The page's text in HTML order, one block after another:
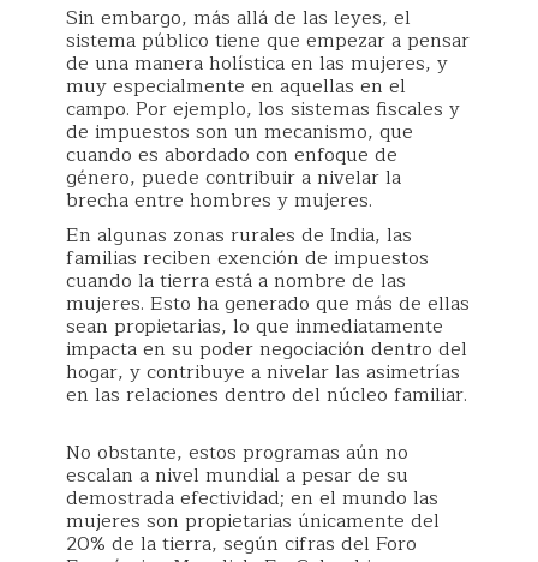
Sin embargo, más allá de las leyes, el
sistema público tiene que empezar a pensar
de una manera holística en las mujeres, y
muy especialmente en aquellas en el
campo. Por ejemplo, los sistemas fiscales y
de impuestos son un mecanismo, que
cuando es abordado con enfoque de
género, puede contribuir a nivelar la
brecha entre hombres y mujeres.
En algunas zonas rurales de India, las
familias reciben exención de impuestos
cuando la tierra está a nombre de las
mujeres. Esto ha generado que más de ellas
sean propietarias, lo que inmediatamente
impacta en su poder negociación dentro del
hogar, y contribuye a nivelar las asimetrías
en las relaciones dentro del núcleo familiar.
No obstante, estos programas aún no
escalan a nivel mundial a pesar de su
demostrada efectividad; en el mundo las
mujeres son propietarias únicamente del
20% de la tierra, según cifras del Foro